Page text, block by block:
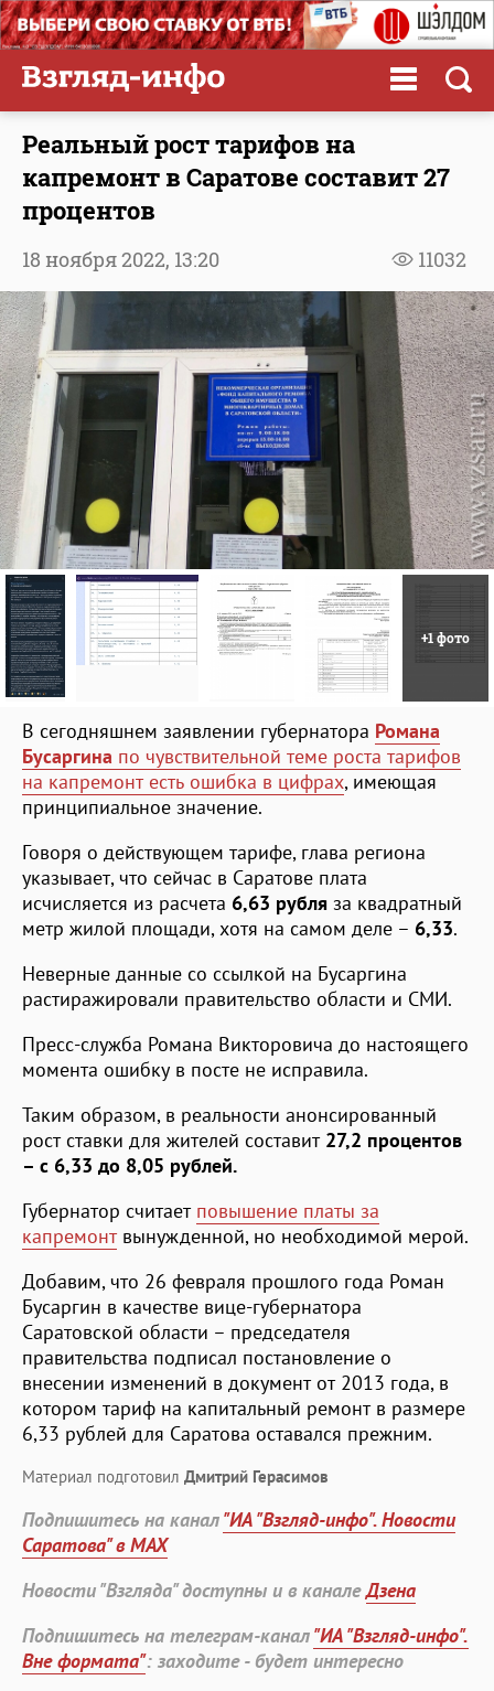
Реальный рост тарифов на
капремонт в Саратове составит 27
процентов
11032
18 ноября 2022, 13:20
+1 фото
В сегодняшнем заявлении губернатора Романа
Бусаргина по чувствительной теме роста тарифов
на капремонт есть ошибка в цифрах, имеющая
принципиальное значение.
Говоря о действующем тарифе, глава региона
указывает, что сейчас в Саратове плата
исчисляется из расчета 6,63 рубля за квадратный
метр жилой площади, хотя на самом деле – 6,33.
Неверные данные со ссылкой на Бусаргина
растиражировали правительство области и СМИ.
Пресс-служба Романа Викторовича до настоящего
момента ошибку в посте не исправила.
Таким образом, в реальности анонсированный
рост ставки для жителей составит 27,2 процентов
– с 6,33 до 8,05 рублей.
Губернатор считает повышение платы за
капремонтвынужденной, но необходимой мерой.
Добавим, что 26 февраля прошлого года Роман
Бусаргин в качестве вице-губернатора
Саратовской области – председателя
правительства подписал постановление о
внесении изменений в документ от 2013 года, в
котором тариф на капитальный ремонт в размере
6,33 рублей для Саратова оставался прежним.
Материал подготовил Дмитрий Герасимов
Подпишитесь на канал"ИА "Взгляд-инфо". Новости
Саратова" в MAX
Новости "Взгляда" доступны и в каналеДзена
Подпишитесь на телеграм-канал"ИА "Взгляд-инфо".
Вне формата": заходите - будет интересно